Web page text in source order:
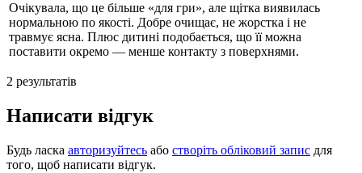
Очікувала, що це більше «для гри», але щітка виявилась
нормальною по якості. Добре очищає, не жорстка і не
травмує ясна. Плюс дитині подобається, що її можна
поставити окремо — менше контакту з поверхнями.
2 результатів
Написати відгук
Будь ласка авторизуйтесь або створіть обліковий запис для
того, щоб написати відгук.